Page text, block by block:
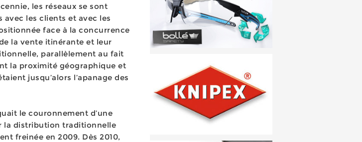
les réseaux se sont
les clients et avec les
face à la concurrence
la vente itinérante et leur
parallèlement au fait
la proximité géographique et
jusqu’alors l’apanage des
le couronnement d’une
la distribution traditionnelle
freinée en 2009. Dès 2010,